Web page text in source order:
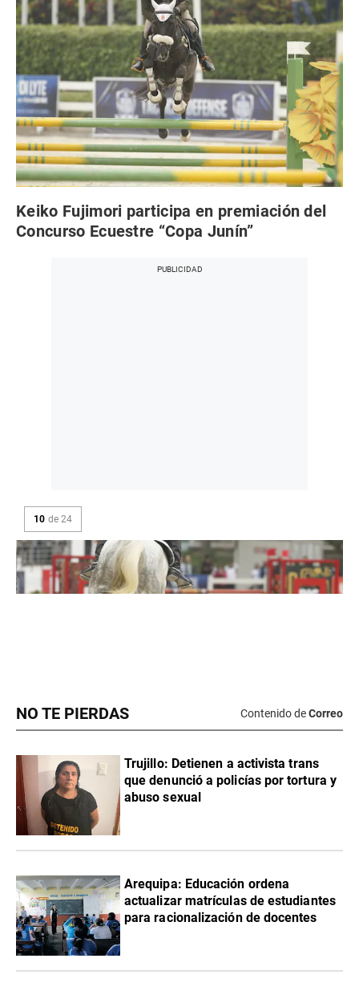
NO TE PIERDAS Contenido deCorreo
Trujillo: Detienen a activista trans
que denunció a policías por tortura y
abuso sexual
Arequipa: Educación ordena
actualizar matrículas de estudiantes
para racionalización de docentes